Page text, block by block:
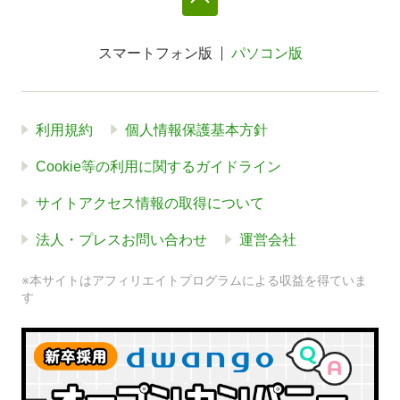
スマートフォン版 パソコン版
利用規約 個人情報保護基本方針
Cookie等の利用に関するガイドライン
サイトアクセス情報の取得について
法人・プレスお問い合わせ 運営会社
※本サイトはアフィリエイトプログラムによる収益を得ていま
す